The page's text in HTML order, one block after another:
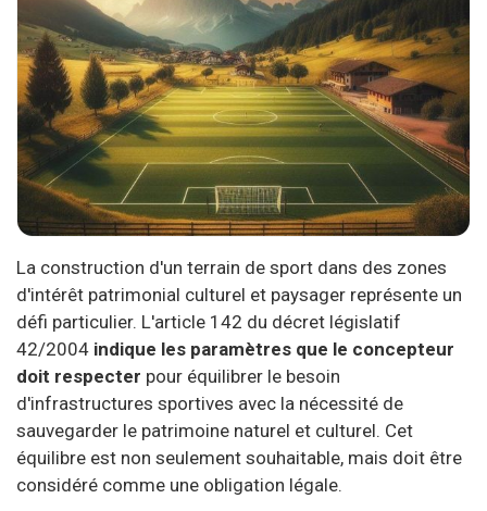
La construction d'un terrain de sport dans des zones
d'intérêt patrimonial culturel et paysager représente un
défi particulier. L'article 142 du décret législatif
42/2004 indique les paramètres que le concepteur
doit respecter pour équilibrer le besoin
d'infrastructures sportives avec la nécessité de
sauvegarder le patrimoine naturel et culturel. Cet
équilibre est non seulement souhaitable, mais doit être
considéré comme une obligation légale.